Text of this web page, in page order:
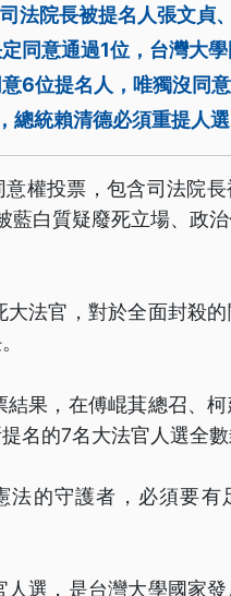
法院長被提名人張文貞
同意通過1位，台灣大
6位提名人，唯獨沒同
統賴清德必須重提人選
權投票，包含司法院
藍白質疑廢死立場、政
法官，對於全面封殺
果，在傅崐萁總召、
名的7名大法官人選全數
的守護者，必須要有
選，是台灣大學國家